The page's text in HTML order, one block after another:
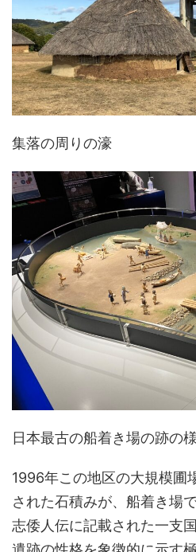
集落の周りの濠
日本最古の船着き場の跡の様
1996年この地区の大規模圃
された石積みが、船着き場
志倭人伝に記載された一支